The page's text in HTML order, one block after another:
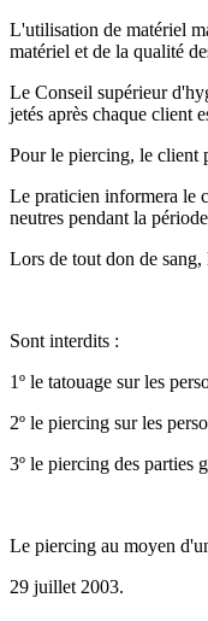
L'utilisation de matériel
matériel et de la qualité
Le Conseil supérieur
jetés après chaque client
Pour le piercing, le client
Le praticien informera le
neutres pendant la
Lors de tout don de
Sont interdits :
1º le tatouage sur les
2º le piercing sur les
3º le piercing des parties
Le piercing au moyen
29 juillet 2003.